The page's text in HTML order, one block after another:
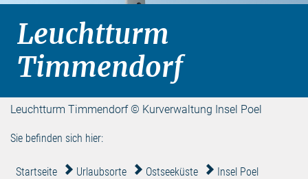
Leuchtturm Timmendorf © Kurverwaltung Insel Poel
Leuchtturm
Timmendorf
Sie befinden sich hier:
Startseite Urlaubsorte Ostseeküste Insel Poel